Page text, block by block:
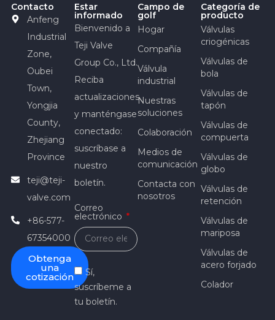
Contacto
Anfeng
Industrial
Zone,
Oubei
Town,
Yongjia
County,
Zhejiang
Province
teji@teji-
valve.com
+86-577-
67354000
Obtenga
una
cotización
Estar
informado
Bienvenido a
Teji Valve
Group Co., Ltd.
Reciba
actualizaciones
y manténgase
conectado:
suscríbase a
nuestro
boletín.
Correo
electrónico
Sí,
suscríbeme a
tu boletín.
Campo de
golf
Hogar
Compañía
Válvula
industrial
Nuestras
soluciones
Colaboración
Medios de
comunicación
Contacta con
nosotros
Categoría de
producto
Válvulas
criogénicas
Válvulas de
bola
Válvulas de
tapón
Válvulas de
compuerta
Válvulas de
globo
Válvulas de
retención
Válvulas de
mariposa
Válvulas de
acero forjado
Colador